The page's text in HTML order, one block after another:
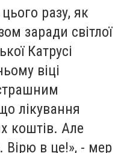
разу, як
заради світлої
Катрусі
віці
лікування
коштів. Але
Вірю в це!», - мер